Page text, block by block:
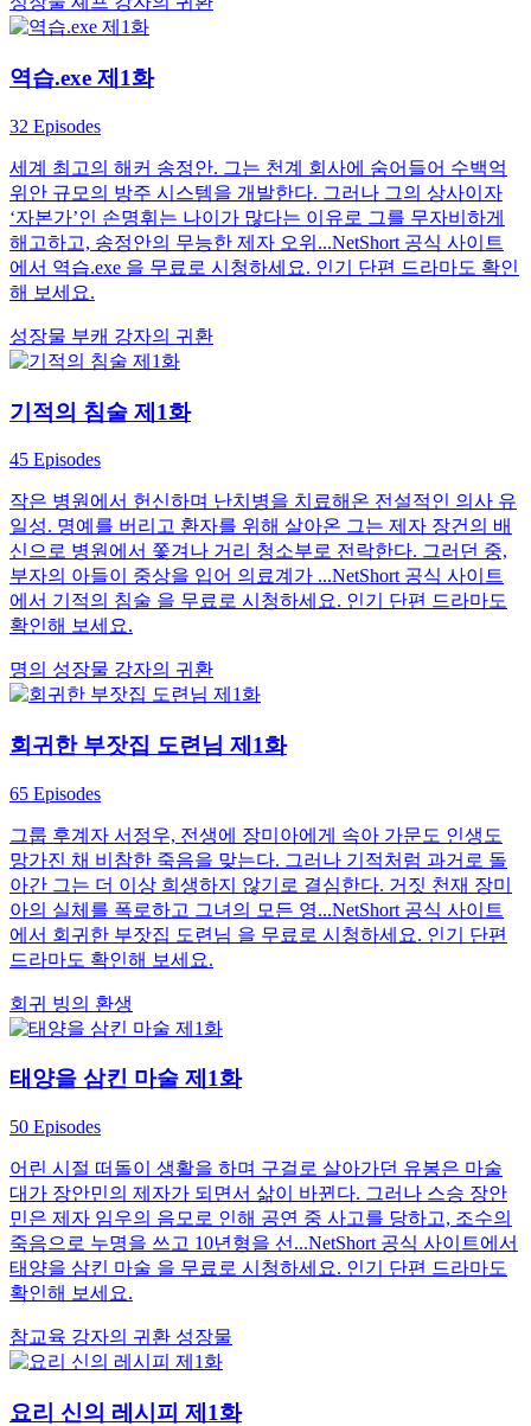
역습.exe 제1화
32 Episodes
세계 최고의 해커 송정안. 그는 천계 회사에 숨어들어 수백억
위안 규모의 방주 시스템을 개발한다. 그러나 그의 상사이자
‘자본가’인 손명휘는 나이가 많다는 이유로 그를 무자비하게
해고하고, 송정안의 무능한 제자 오위...NetShort 공식 사이트
에서 역습.exe 을 무료로 시청하세요. 인기 단편 드라마도 확인
해 보세요.
성장물 부캐 강자의 귀환
기적의 침술 제1화
45 Episodes
작은 병원에서 헌신하며 난치병을 치료해온 전설적인 의사 유
일성. 명예를 버리고 환자를 위해 살아온 그는 제자 장건의 배
신으로 병원에서 쫓겨나 거리 청소부로 전락한다. 그러던 중,
부자의 아들이 중상을 입어 의료계가 ...NetShort 공식 사이트
에서 기적의 침술 을 무료로 시청하세요. 인기 단편 드라마도
확인해 보세요.
명의 성장물 강자의 귀환
회귀한 부잣집 도련님 제1화
65 Episodes
그룹 후계자 서정우, 전생에 장미아에게 속아 가문도 인생도
망가진 채 비참한 죽음을 맞는다. 그러나 기적처럼 과거로 돌
아간 그는 더 이상 희생하지 않기로 결심한다. 거짓 천재 장미
아의 실체를 폭로하고 그녀의 모든 영...NetShort 공식 사이트
에서 회귀한 부잣집 도련님 을 무료로 시청하세요. 인기 단편
드라마도 확인해 보세요.
회귀 빙의 환생
태양을 삼킨 마술 제1화
50 Episodes
어린 시절 떠돌이 생활을 하며 구걸로 살아가던 유봉은 마술
대가 장안민의 제자가 되면서 삶이 바뀐다. 그러나 스승 장안
민은 제자 임우의 음모로 인해 공연 중 사고를 당하고, 조수의
죽음으로 누명을 쓰고 10년형을 선...NetShort 공식 사이트에서
태양을 삼킨 마술 을 무료로 시청하세요. 인기 단편 드라마도
확인해 보세요.
참교육 강자의 귀환 성장물
요리 신의 레시피 제1화